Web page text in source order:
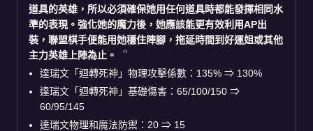
道具的英雄，所以必須確保她用任何道具時都能發揮相同水
準的表現。強化她的魔力後，她應該能更有效利用AP出
裝，聯盟棋手便能用她穩住陣腳，拖延時間到好運姐或其他
主力英雄上陣為止。
達瑞文「迴轉死神」物理攻擊係數：135% ⇒ 130%
達瑞文「迴轉死神」基礎傷害：65/100/150 ⇒
60/95/145
達瑞文物理和魔法防禦：20 ⇒ 15